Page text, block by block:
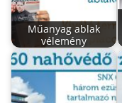
Műanyag ablak
vélemény